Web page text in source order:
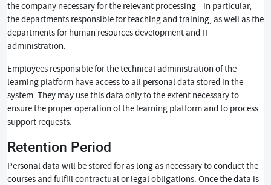
the company necessary for the relevant processing—in particular,
the departments responsible for teaching and training, as well as the
departments for human resources development and IT
administration.
Employees responsible for the technical administration of the
learning platform have access to all personal data stored in the
system. They may use this data only to the extent necessary to
ensure the proper operation of the learning platform and to process
support requests.
Retention Period
Personal data will be stored for as long as necessary to conduct the
courses and fulfill contractual or legal obligations. Once the data is